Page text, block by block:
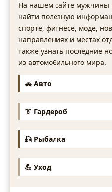
На нашем сайте мужчины
найти полезную
спорте, фитнесе, моде,
направлениях и местах
также узнать последние
из автомобильного мира.
🚗 Авто
👔 Гардероб
🎣 Рыбалка
💪 Уход